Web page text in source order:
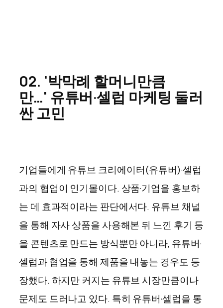
02. '박막례 할머니만큼
만…' 유튜버·셀럽 마케팅 둘러
싼 고민
기업들에게 유튜브 크리에이터(유튜버)·셀럽
과의 협업이 인기몰이다. 상품·기업을 홍보하
는 데 효과적이라는 판단에서다. 유튜브 채널
을 통해 자사 상품을 사용해본 뒤 느낀 후기 등
을 콘텐츠로 만드는 방식뿐만 아니라, 유튜버·
셀럽과 협업을 통해 제품을 내놓는 경우도 등
장했다. 하지만 커지는 유튜브 시장만큼이나
문제도 드러나고 있다. 특히 유튜버·셀럽을 통